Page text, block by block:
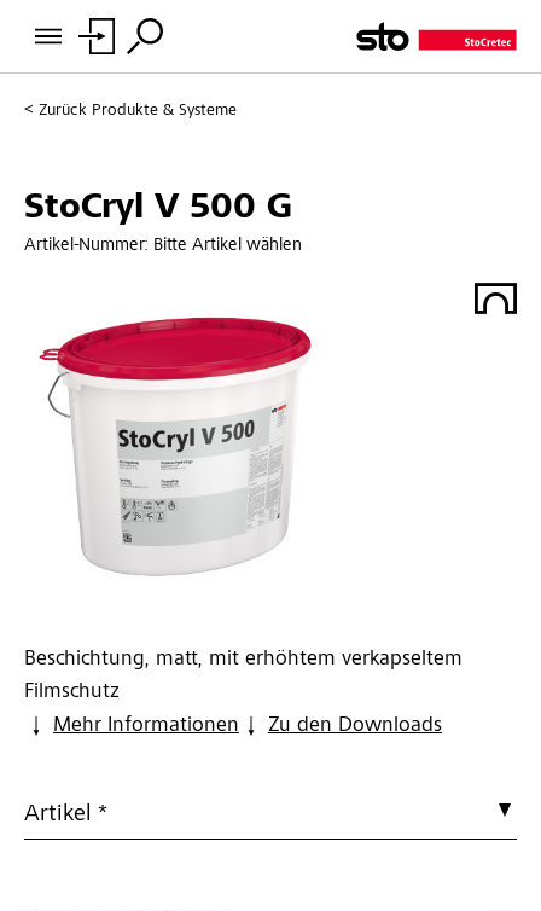
Zurück Produkte & Systeme
StoCryl V 500 G
Artikel-Nummer: Bitte Artikel wählen
Beschichtung, matt, mit erhöhtem verkapseltem
Filmschutz
Mehr Informationen
Zu den Downloads
Artikel *